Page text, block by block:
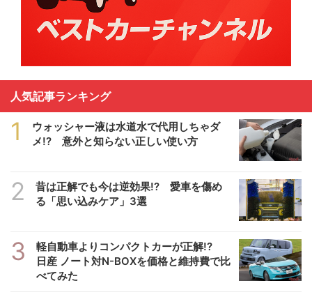
人気記事ランキング
1
ウォッシャー液は水道水で代用しちゃダ
メ!? 意外と知らない正しい使い方
2
昔は正解でも今は逆効果!? 愛車を傷め
る「思い込みケア」3選
3
軽自動車よりコンパクトカーが正解!?
日産 ノート対N-BOXを価格と維持費で比
べてみた